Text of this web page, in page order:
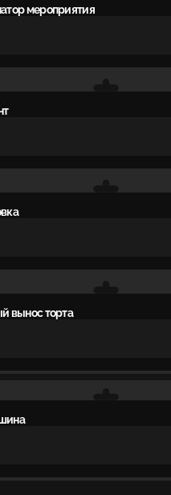
мероприятия
вынос торта